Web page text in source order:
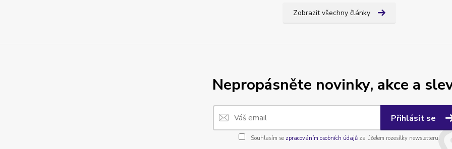
Zobrazit všechny články
Nepropásněte novinky, akce a
Přihlásit se
Souhlasím se zpracováním osobních údajůza účelem rozesílky newsletteru.